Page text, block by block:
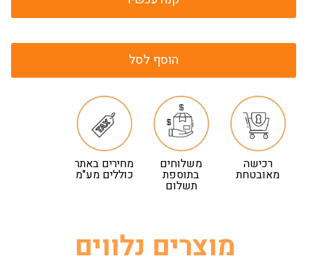
הוסף לסל
רכישה
מאובטחת
משלוחים
בתוספת
תשלום
מחירים באתר
כוללים מע"מ
מוצרים נלווים